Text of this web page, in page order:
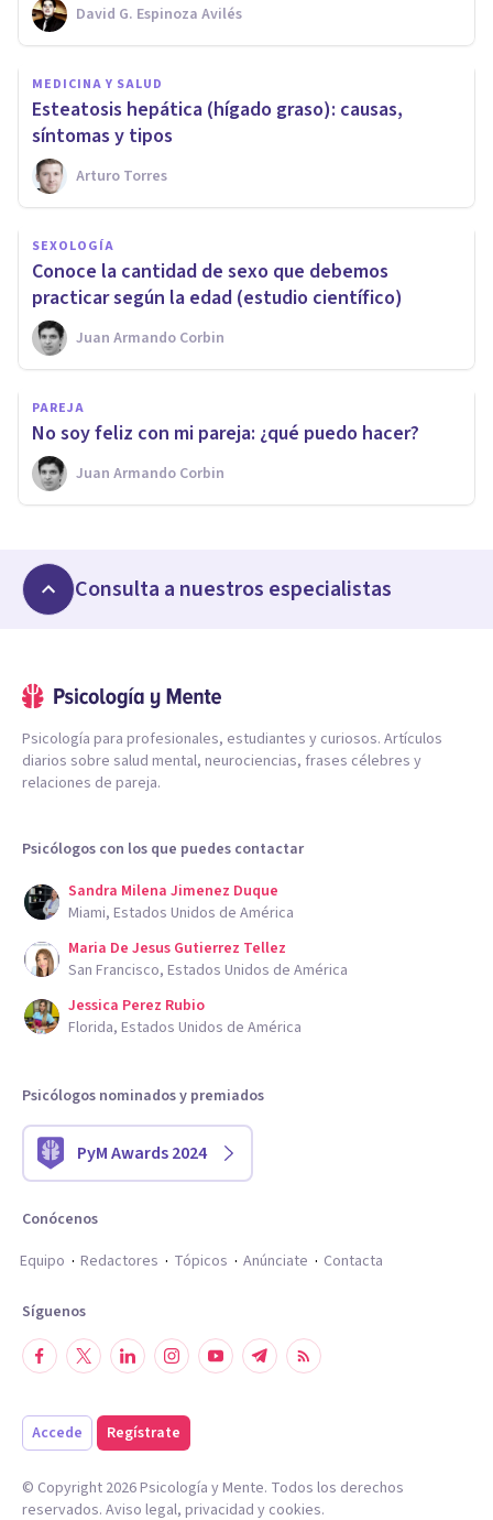
David G. Espinoza Avilés
MEDICINA Y SALUD
Esteatosis hepática (hígado graso): causas,
síntomas y tipos
Arturo Torres
SEXOLOGÍA
Conoce la cantidad de sexo que debemos
practicar según la edad (estudio científico)
Juan Armando Corbin
PAREJA
No soy feliz con mi pareja: ¿qué puedo hacer?
Juan Armando Corbin
Consulta a nuestros especialistas
Psicología para profesionales, estudiantes y curiosos. Artículos
diarios sobre salud mental, neurociencias, frases célebres y
relaciones de pareja.
Psicólogos con los que puedes contactar
Sandra Milena Jimenez Duque
Miami, Estados Unidos de América
Maria De Jesus Gutierrez Tellez
San Francisco, Estados Unidos de América
Jessica Perez Rubio
Florida, Estados Unidos de América
Psicólogos nominados y premiados
PyM Awards 2024
Conócenos
Equipo
Redactores Tópicos Anúnciate Contacta
Síguenos
Accede Regístrate
© Copyright 2026Psicología y Mente. Todos los derechos
reservados. Aviso legal, privacidad y cookies.